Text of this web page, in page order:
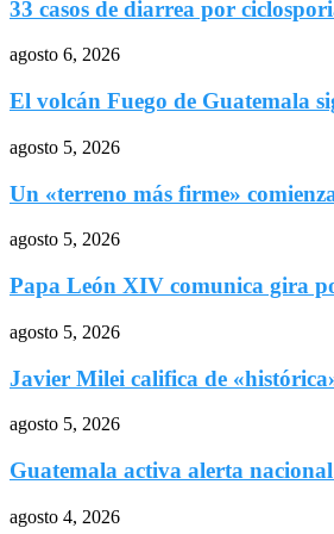
33 casos de diarrea por
agosto 6, 2026
El volcán Fuego de Guatemala
agosto 5, 2026
Un «terreno más firme»
agosto 5, 2026
Papa León XIV comunica gira
agosto 5, 2026
Javier Milei califica de
agosto 5, 2026
Guatemala activa alerta
agosto 4, 2026